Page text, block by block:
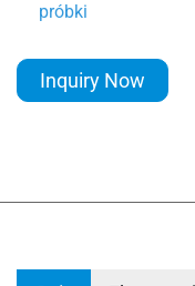
próbki
Inquiry Now